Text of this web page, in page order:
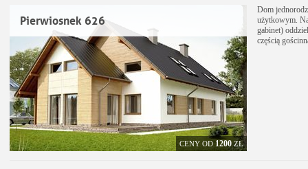
Pierwiosnek 626
CENY OD 1200ZŁ
Dom
użytkowym.
gabinet)
częścią